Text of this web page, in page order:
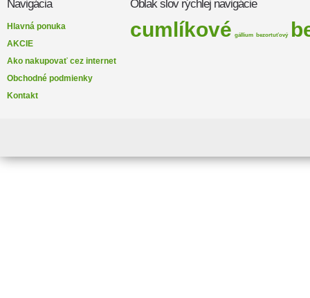
Navigácia
Hlavná ponuka
AKCIE
Ako nakupovať cez internet
Obchodné podmienky
Kontakt
Oblak slov rýchlej navigácie
cumlíkové gállium bezortuťový